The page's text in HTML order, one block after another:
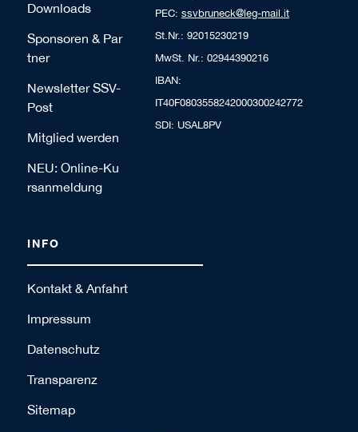
Downloads
Sponsoren & Par
tner
Newsletter SSV-
Post
Mitglied werden
NEU: Online-Ku
rsanmeldung
PEC: ssvbruneck@leg-mail.it
St.Nr.: 92015230219
MwSt. Nr.: 02944390216
IBAN:
IT40F0803558242000300242772
SDI: USAL8PV
INFO
Kontakt & Anfahrt
Impressum
Datenschutz
Transparenz
Sitemap